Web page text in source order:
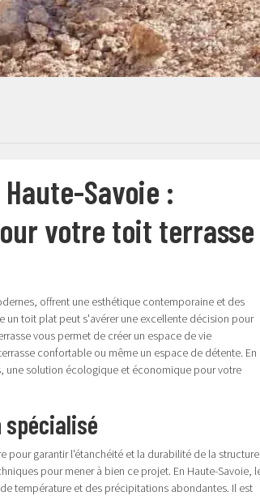
Savoie :
votre toit terrasse
offrent une esthétique contemporaine et des
un toit plat peut s'avérer une excellente décision pour
vous permet de créer un espace de vie
confortable ou même un espace de détente. En
une solution écologique et économique pour votre
spécialisé
garantir l'étanchéité et la durabilité de la
pour mener à bien ce projet. En Haute-Savoie,
température et des précipitations abondantes. Il est